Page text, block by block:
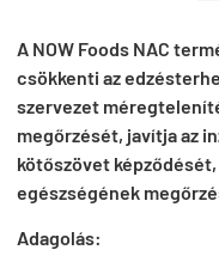
A NOW Foods NAC
csökkenti az
szervezet
megőrzését, javítja az
kötőszövet
egészségének
Adagolás: